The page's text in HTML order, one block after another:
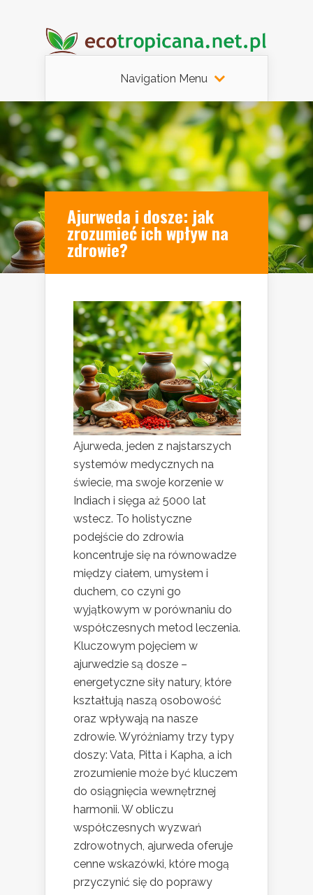
Navigation Menu
Ajurweda i dosze: jak
zrozumieć ich wpływ na
zdrowie?
Ajurweda, jeden z najstarszych
systemów medycznych na
świecie, ma swoje korzenie w
Indiach i sięga aż 5000 lat
wstecz. To holistyczne
podejście do zdrowia
koncentruje się na równowadze
między ciałem, umysłem i
duchem, co czyni go
wyjątkowym w porównaniu do
współczesnych metod leczenia.
Kluczowym pojęciem w
ajurwedzie są dosze –
energetyczne siły natury, które
kształtują naszą osobowość
oraz wpływają na nasze
zdrowie. Wyróżniamy trzy typy
doszy: Vata, Pitta i Kapha, a ich
zrozumienie może być kluczem
do osiągnięcia wewnętrznej
harmonii. W obliczu
współczesnych wyzwań
zdrowotnych, ajurweda oferuje
cenne wskazówki, które mogą
przyczynić się do poprawy